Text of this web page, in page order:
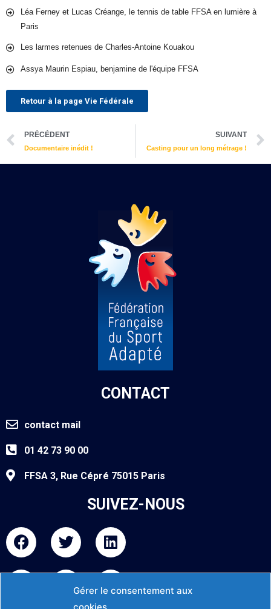
Gérer le consentement aux
Léa Ferney et Lucas Créange, le tennis de table FFSA en lumière à
Paris
Les larmes retenues de Charles-Antoine Kouakou
Assya Maurin Espiau, benjamine de l'équipe FFSA
Retour à la page Vie Fédérale
Précédent
PRÉCÉDENT
Documentaire inédit !
SUIVANT
Casting pour un long métrage !
CONTACT
contact mail
01 42 73 90 00
FFSA 3, Rue Cépré 75015 Paris
SUIVEZ-NOUS
F
a
e
T
w
t
L
i
k
e
I
Y
o
F
l